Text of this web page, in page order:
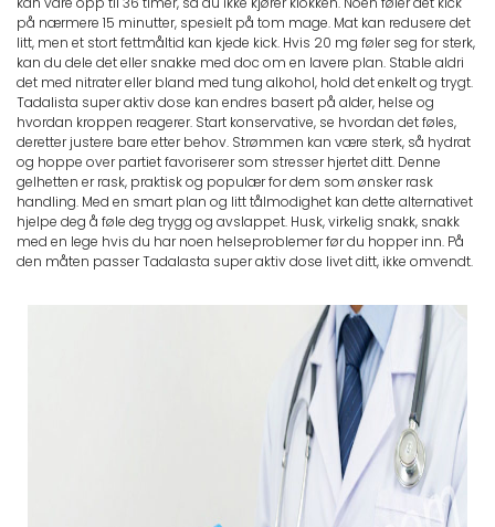
på nærmere 15 minutter, spesielt på tom mage. Mat kan redusere det
litt, men et stort fettmåltid kan kjede kick. Hvis 20 mg føler seg for sterk,
kan du dele det eller snakke med doc om en lavere plan. Stable aldri
det med nitrater eller bland med tung alkohol, hold det enkelt og trygt.
Tadalista super aktiv dose kan endres basert på alder, helse og
hvordan kroppen reagerer. Start konservative, se hvordan det føles,
deretter justere bare etter behov. Strømmen kan være sterk, så hydrat
og hoppe over partiet favoriserer som stresser hjertet ditt. Denne
gelhetten er rask, praktisk og populær for dem som ønsker rask
handling. Med en smart plan og litt tålmodighet kan dette alternativet
hjelpe deg å føle deg trygg og avslappet. Husk, virkelig snakk, snakk
med en lege hvis du har noen helseproblemer før du hopper inn. På
den måten passer Tadalasta super aktiv dose livet ditt, ikke omvendt.